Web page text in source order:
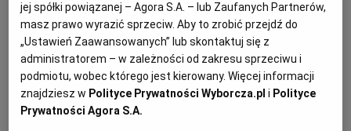
KUCHNIA NIEMIECKA
KATOWICE
KIELCE
NASZA EUROPA
SŁÓWKA. MAGAZYN O JĘZYKU
INNE SERWISY
GAZETA.PL
Wartości odżywcze: kalorie - 388 kcal; białko - 25,18 g;
tłuszcze - 13,83 g; węglowodany - 44,18 g
Przepis dla 1 osoby
jej spółki powiązanej – Agora S.A. – lub Zaufanych Partnerów,
masz prawo wyrazić sprzeciw. Aby to zrobić przejdź do
„Ustawień Zaawansowanych” lub skontaktuj się z
administratorem – w zależności od zakresu sprzeciwu i
podmiotu, wobec którego jest kierowany. Więcej informacji
znajdziesz w Polityce Prywatności Wyborcza.pl i Polityce
Prywatności Agora S.A.